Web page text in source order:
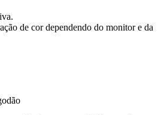
de cor dependendo do monitor e da